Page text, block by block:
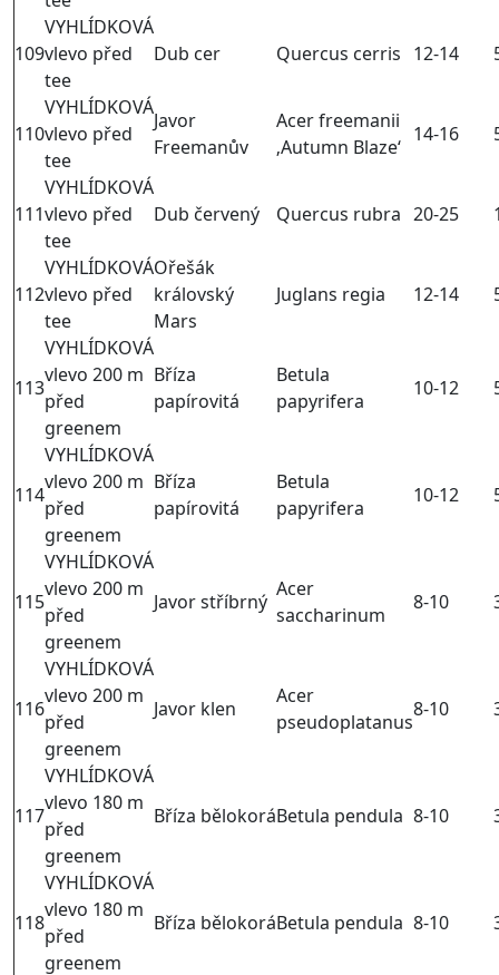
109
VYHLÍDKOVÁ
vlevo před
tee
Dub cer Quercus cerris 12-14
110
VYHLÍDKOVÁ
vlevo před
tee
Javor
Freemanův
Acer freemanii
‚Autumn Blaze‘
14-16
111
VYHLÍDKOVÁ
vlevo před
tee
Dub červený Quercus rubra 20-25
112
VYHLÍDKOVÁ
vlevo před
tee
Ořešák
královský
Mars
Juglans regia 12-14
113
VYHLÍDKOVÁ
vlevo 200 m
před
greenem
Bříza
papírovitá
Betula
papyrifera
10-12
114
VYHLÍDKOVÁ
vlevo 200 m
před
greenem
Bříza
papírovitá
Betula
papyrifera
10-12
115
VYHLÍDKOVÁ
vlevo 200 m
před
greenem
Javor stříbrný
Acer
saccharinum
8-10
116
VYHLÍDKOVÁ
vlevo 200 m
před
greenem
Javor klen
Acer
pseudoplatanus
8-10
117
VYHLÍDKOVÁ
vlevo 180 m
před
greenem
Bříza bělokoráBetula pendula 8-10
118
VYHLÍDKOVÁ
vlevo 180 m
před
greenem
Bříza bělokoráBetula pendula 8-10